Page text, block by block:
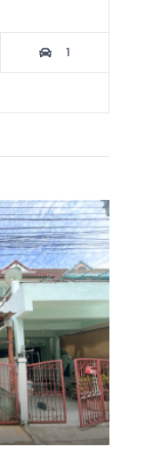
1